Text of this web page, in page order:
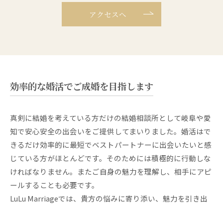
アクセスへ
効率的な婚活でご成婚を目指します
真剣に結婚を考えている方だけの結婚相談所として岐阜や愛
知で安心安全の出会いをご提供してまいりました。婚活はで
きるだけ効率的に最短でベストパートナーに出会いたいと感
じている方がほとんどです。そのためには積極的に行動しな
ければなりません。またご自身の魅力を理解し、相手にアピ
ールすることも必要です。
LuLu Marriageでは、貴方の悩みに寄り添い、魅力を引き出